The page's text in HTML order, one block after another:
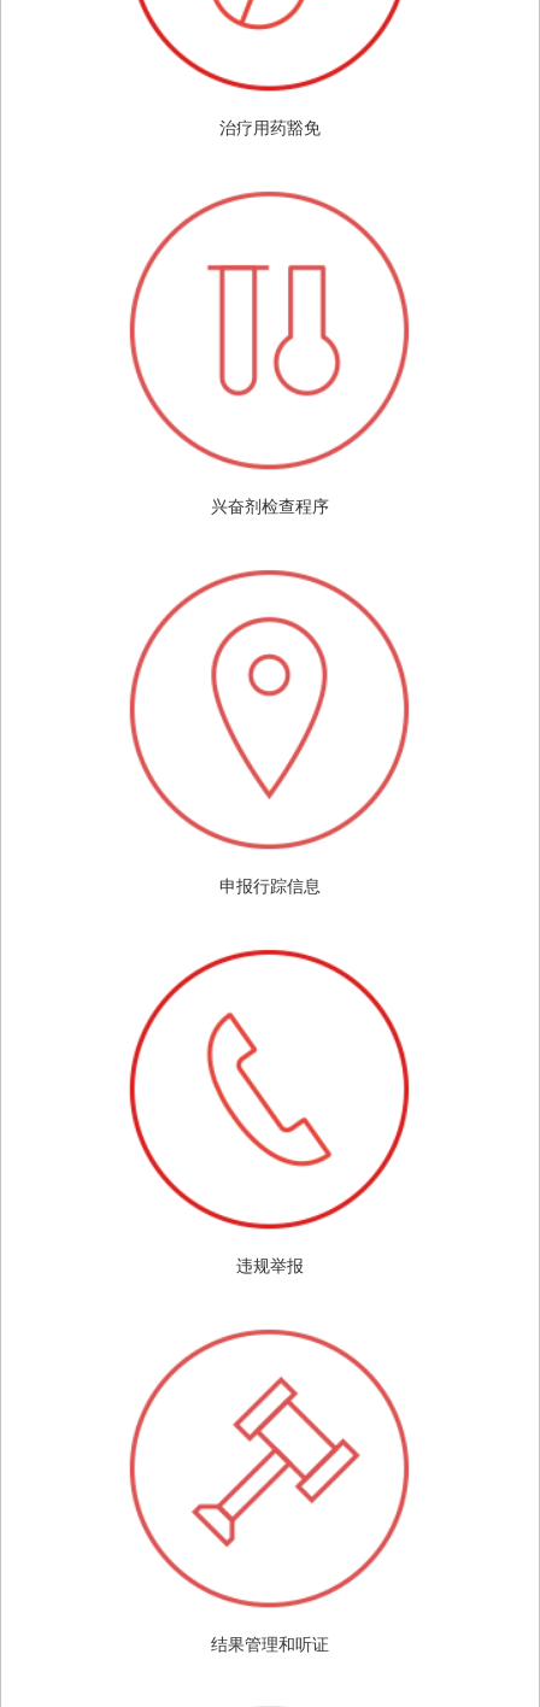
治疗用药豁免
兴奋剂检查程序
申报行踪信息
违规举报
结果管理和听证